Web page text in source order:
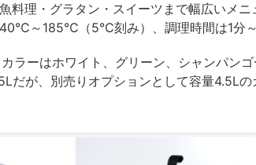
料理・グラタン・スイーツまで幅広いメ
～185℃（5℃刻み）、調理時間は1分～
ラーはホワイト、グリーン、シャンパン
だが、別売りオプションとして容量4.5L